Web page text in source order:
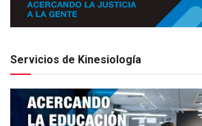
Servicios de Kinesiología